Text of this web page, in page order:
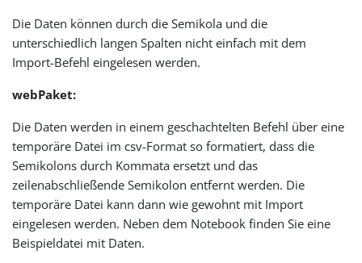
Die Daten können durch die Semikola und die
unterschiedlich langen Spalten nicht einfach mit dem
Import-Befehl eingelesen werden.
webPaket:
Die Daten werden in einem geschachtelten Befehl über eine
temporäre Datei im csv-Format so formatiert, dass die
Semikolons durch Kommata ersetzt und das
zeilenabschließende Semikolon entfernt werden. Die
temporäre Datei kann dann wie gewohnt mit Import
eingelesen werden. Neben dem Notebook finden Sie eine
Beispieldatei mit Daten.